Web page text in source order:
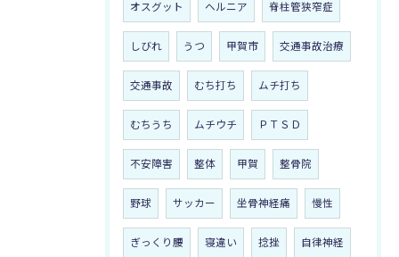
オスグット ヘルニア 脊柱管狭窄症
しびれ うつ 甲賀市 交通事故治療
交通事故 むち打ち ムチ打ち
むちうち ムチウチ ＰＴＳＤ
不安障害 整体 甲賀 整骨院
野球 サッカー 坐骨神経痛 慢性
ぎっくり腰 寝違い 捻挫 自律神経